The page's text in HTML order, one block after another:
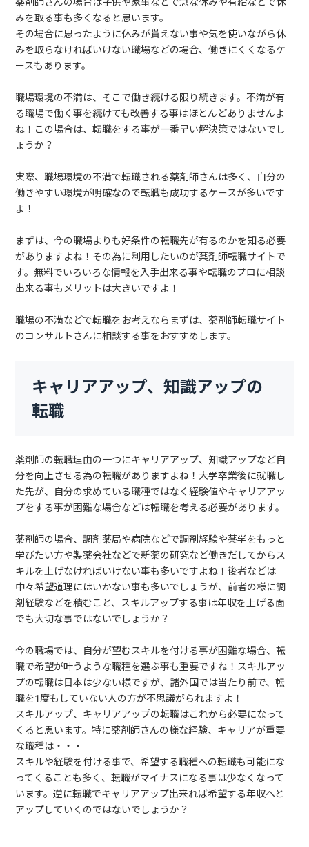
みを取る事も多くなると思います。
その場合に思ったように休みが貰えない事や気を使いながら休
みを取らなければいけない職場などの場合、働きにくくなるケ
ースもあります。
職場環境の不満は、そこで働き続ける限り続きます。不満が有
る職場で働く事を続けても改善する事はほとんどありませんよ
ね！この場合は、転職をする事が一番早い解決策ではないでし
ょうか？
実際、職場環境の不満で転職される薬剤師さんは多く、自分の
働きやすい環境が明確なので転職も成功するケースが多いです
よ！
まずは、今の職場よりも好条件の転職先が有るのかを知る必要
がありますよね！その為に利用したいのが薬剤師転職サイトで
す。無料でいろいろな情報を入手出来る事や転職のプロに相談
出来る事もメリットは大きいですよ！
職場の不満などで転職をお考えならまずは、薬剤師転職サイト
のコンサルトさんに相談する事をおすすめします。
キャリアアップ、知識アップの
転職
薬剤師の転職理由の一つにキャリアアップ、知識アップなど自
分を向上させる為の転職がありますよね！大学卒業後に就職し
た先が、自分の求めている職種ではなく経験値やキャリアアッ
プをする事が困難な場合などは転職を考える必要があります。
薬剤師の場合、調剤薬局や病院などで調剤経験や薬学をもっと
学びたい方や製薬会社などで新薬の研究など働きだしてからス
キルを上げなければいけない事も多いですよね！後者などは
中々希望道理にはいかない事も多いでしょうが、前者の様に調
剤経験などを積むこと、スキルアップする事は年収を上げる面
でも大切な事ではないでしょうか？
今の職場では、自分が望むスキルを付ける事が困難な場合、転
職で希望が叶うような職種を選ぶ事も重要ですね！スキルアッ
プの転職は日本は少ない様ですが、諸外国では当たり前で、転
職を1度もしていない人の方が不思議がられますよ！
スキルアップ、キャリアアップの転職はこれから必要になって
くると思います。特に薬剤師さんの様な経験、キャリアが重要
な職種は・・・
スキルや経験を付ける事で、希望する職種への転職も可能にな
ってくることも多く、転職がマイナスになる事は少なくなって
います。逆に転職でキャリアアップ出来れば希望する年収へと
アップしていくのではないでしょうか？